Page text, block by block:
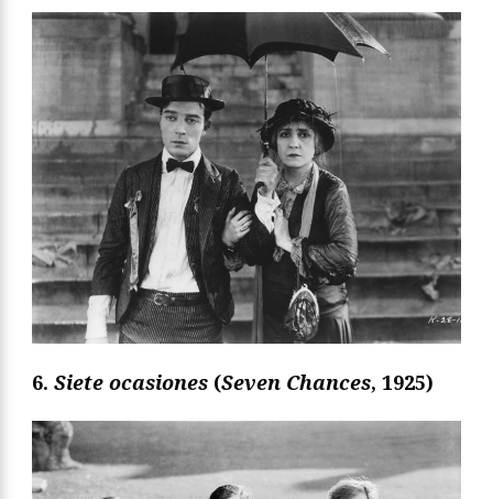
6. Siete ocasiones (Seven Chances, 1925)